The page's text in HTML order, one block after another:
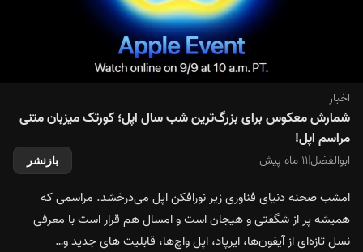
اخبار
شمارش معکوس برای بزرگ‌ترین شب سال اپل؛ کورتک میزبان متنی
مراسم اپل!
ابوالفضل|۱۱ ماه پیش بازنشر
امشب صحنه دنیای فناوری زیر نورافکن اپل می‌درخشد. مراسمی که
همیشه پر از شگفتی و هیجان است و امسال هم قرار است با معرفی
نسل تازه‌ای از آیفون‌ها، ایرپاد، اپل واچ‌ها، قابلیت های جدید و…